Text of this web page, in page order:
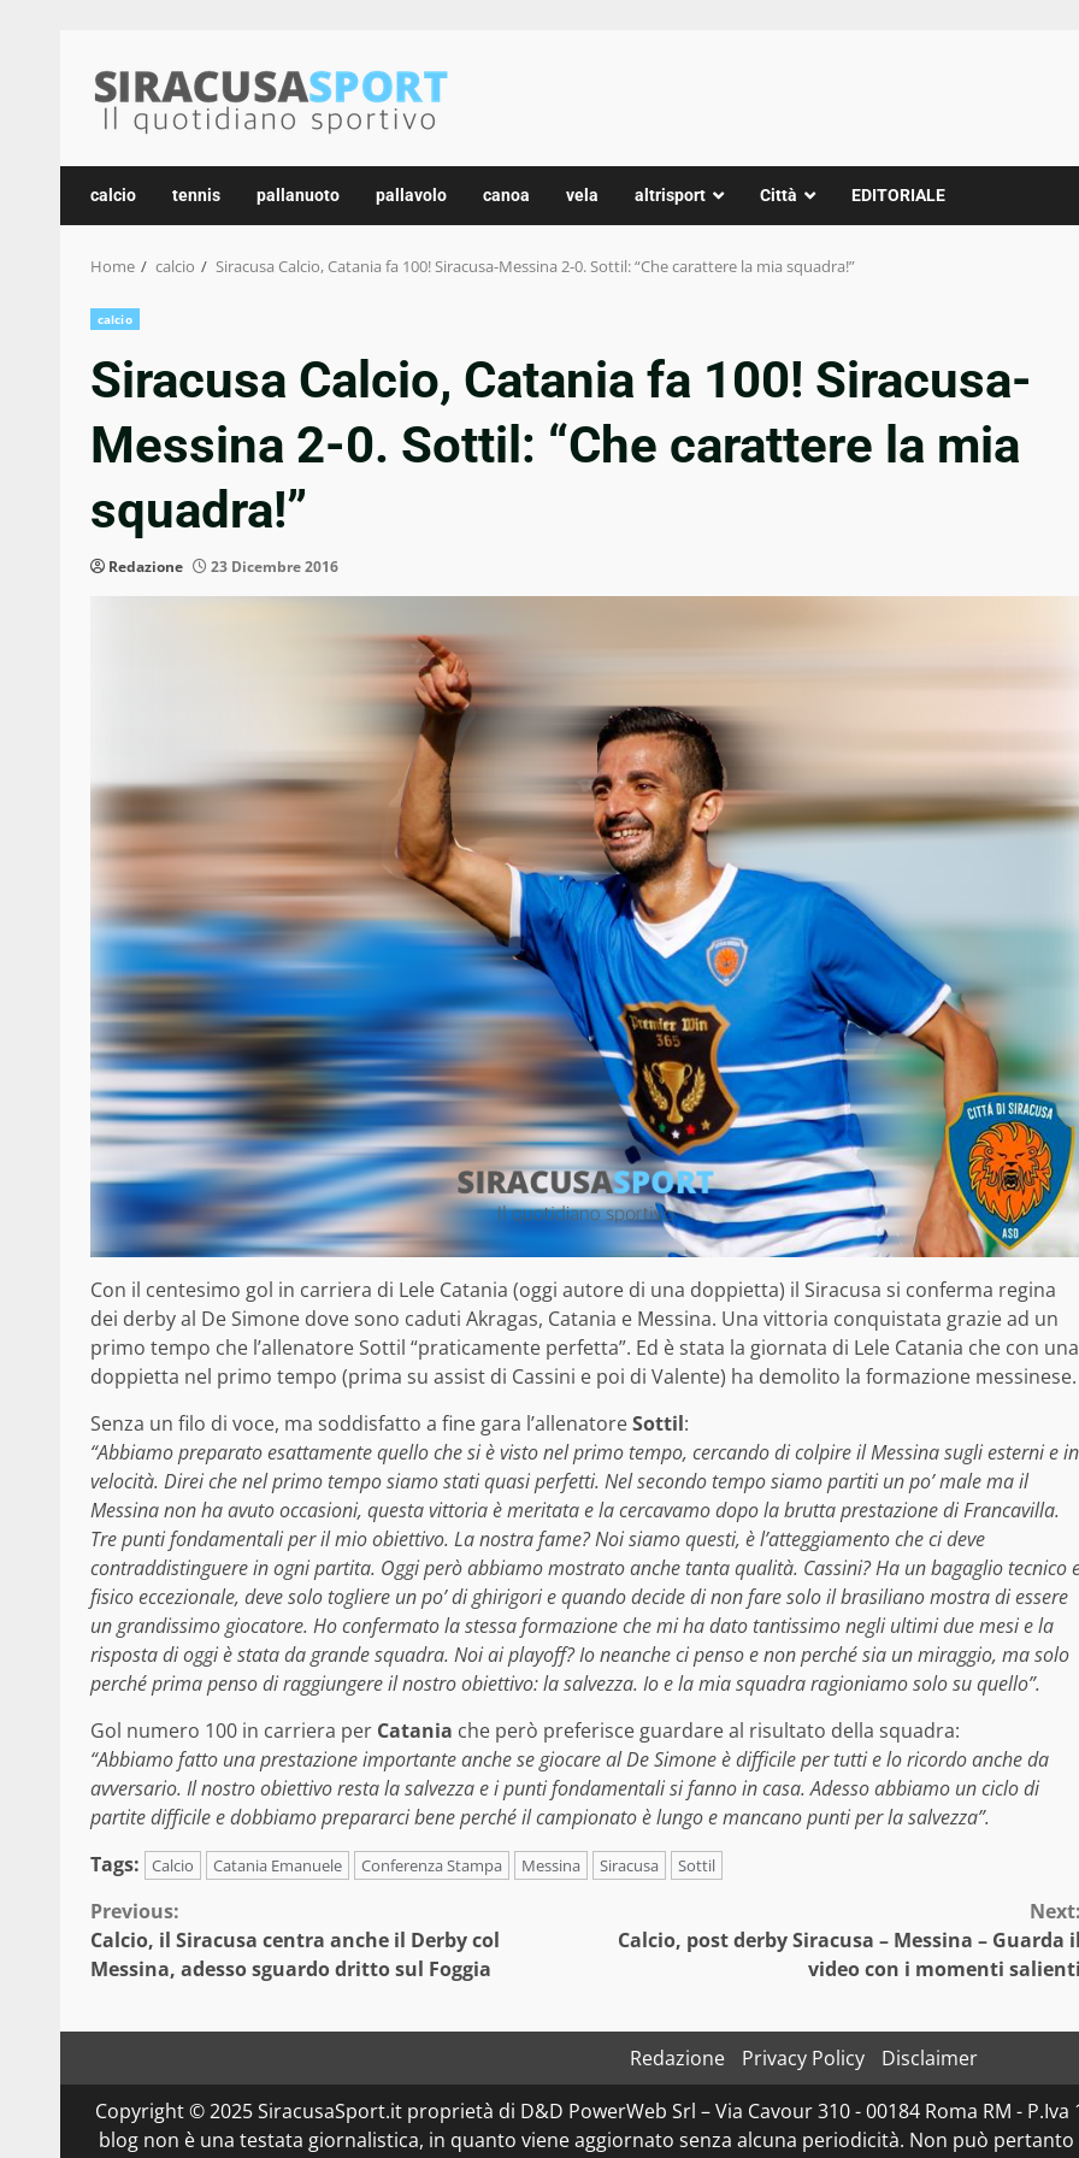
content
calcio tennis pallanuoto pallavolo canoa vela altrisport Città EDITORIALE
Home calcio Siracusa Calcio, Catania fa 100! Siracusa-Messina 2-0. Sottil: “Che carattere la mia squadra!”
calcio
Siracusa Calcio, Catania fa 100! Siracusa-
Messina 2-0. Sottil: “Che carattere la mia
squadra!”
Redazione 23 Dicembre 2016
Con il centesimo gol in carriera di Lele Catania (oggi autore di una doppietta) il Siracusa si conferma regina
dei derby al De Simone dove sono caduti Akragas, Catania e Messina. Una vittoria conquistata grazie ad un
primo tempo che l’allenatore Sottil “praticamente perfetta”. Ed è stata la giornata di Lele Catania che con una
doppietta nel primo tempo (prima su assist di Cassini e poi di Valente) ha demolito la formazione messinese.
Senza un filo di voce, ma soddisfatto a fine gara l’allenatoreSottil:
“Abbiamo preparato esattamente quello che si è visto nel primo tempo, cercando di colpire il Messina sugli esterni e in
velocità. Direi che nel primo tempo siamo stati quasi perfetti. Nel secondo tempo siamo partiti un po’ male ma il
Messina non ha avuto occasioni, questa vittoria è meritata e la cercavamo dopo la brutta prestazione di Francavilla.
Tre punti fondamentali per il mio obiettivo. La nostra fame? Noi siamo questi, è l’atteggiamento che ci deve
contraddistinguere in ogni partita. Oggi però abbiamo mostrato anche tanta qualità. Cassini? Ha un bagaglio tecnico
fisico eccezionale, deve solo togliere un po’ di ghirigori e quando decide di non fare solo il brasiliano mostra di essere
un grandissimo giocatore. Ho confermato la stessa formazione che mi ha dato tantissimo negli ultimi due mesi e la
risposta di oggi è stata da grande squadra. Noi ai playoff? Io neanche ci penso e non perché sia un miraggio, ma solo
perché prima penso di raggiungere il nostro obiettivo: la salvezza. Io e la mia squadra ragioniamo solo su quello”.
Gol numero 100 in carriera per Catania che però preferisce guardare al risultato della squadra:
“Abbiamo fatto una prestazione importante anche se giocare al De Simone è difficile per tutti e lo ricordo anche da
avversario. Il nostro obiettivo resta la salvezza e i punti fondamentali si fanno in casa. Adesso abbiamo un ciclo di
partite difficile e dobbiamo prepararci bene perché il campionato è lungo e mancano punti per la salvezza”.
Tags:
Calcio Catania Emanuele Conferenza Stampa Messina Siracusa Sottil
Continue
Reading
Previous:
Calcio, il Siracusa centra anche il Derby col
Messina, adesso sguardo dritto sul Foggia
Calcio, post derby Siracusa – Messina – Guarda
video con i momenti
Redazione Privacy Policy
Disclaimer
Copyright © 2025 SiracusaSport.it proprietà di D&D PowerWeb Srl – Via Cavour 310 - 00184 Roma RM -
blog non è una testata giornalistica, in quanto viene aggiornato senza alcuna periodicità. Non può